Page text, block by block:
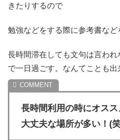
きたりするので
勉強などをする際に参考書など
長時間滞在しても文句は言わ
で一日過ごす。なんてことも出
長時間利用の時にオス
大丈夫な場所が多い！(